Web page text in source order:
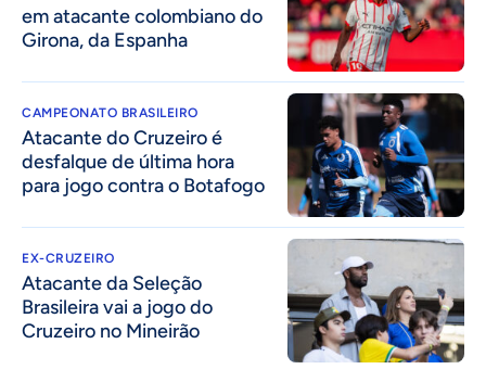
em atacante colombiano do
Girona, da Espanha
CAMPEONATO BRASILEIRO
Atacante do Cruzeiro é
desfalque de última hora
para jogo contra o Botafogo
EX-CRUZEIRO
Atacante da Seleção
Brasileira vai a jogo do
Cruzeiro no Mineirão